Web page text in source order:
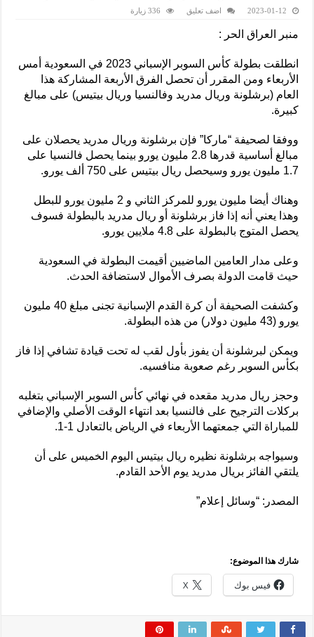
2023-01-12 اضف تعليق 336 زيارة
منبر العراق الحر :
انطلقت بطولة كأس السوبر الإسباني 2023 في السعودية أمس
الأربعاء ومن المقرر أن تحصل الفرق الأربعة المشاركة هذا
العام (برشلونة وريال مدريد وفالنسيا وريال بيتيس) على مبالغ
كبيرة.
ووفقا لصحيفة “ماركا” فإن برشلونة وريال مدريد يحصلان على
مبالغ أساسية قدرها 2.8 مليون يورو بينما يحصل فالنسيا على
1.7 مليون يورو وسيحصل ريال بيتيس على 750 ألف يورو.
وهناك أيضا مليون يورو للمركز الثاني و 2 مليون يورو للبطل
وهذا يعني أنه إذا فاز برشلونة أو ريال مدريد بالبطولة فسوف
يحصل المتوج بالبطولة على 4.8 ملايين يورو.
وعلى مدار العامين الماضيين أقيمت البطولة في السعودية
حيث قامت الدولة بصرف الأموال لاستضافة الحدث.
وكشفت الصحيفة أن كرة القدم الإسبانية تجنى مبلغ 40 مليون
يورو (43 مليون دولار) من هذه البطولة.
ويمكن لبرشلونة أن يفوز بأول لقب له تحت قيادة تشافي إذا فاز
بكأس السوبر رغم صعوبة منافسيه.
وحجز ريال مدريد مقعده في نهائي كأس السوبر الإسباني بتغلبه
بركلات الترجيح على فالنسيا بعد انتهاء الوقت الأصلي والإضافي
للمباراة التي جمعتهما الأربعاء في الرياض بالتعادل 1-1.
وسيواجه برشلونة نظيره ريال بيتيس اليوم الخميس على أن
يلتقي الفائز بريال مدريد يوم الأحد القادم.
المصدر: “وسائل إعلام”
شارك هذا الموضوع:
فيس بوك X